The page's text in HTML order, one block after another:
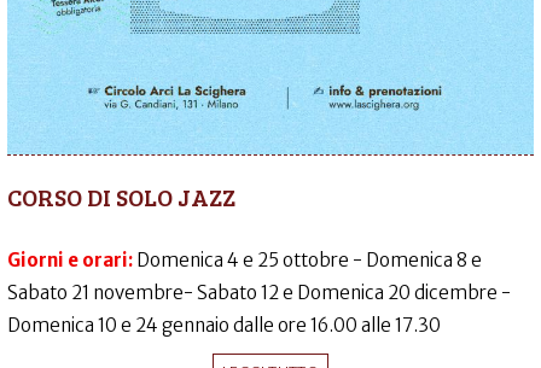
CORSO DI SOLO JAZZ
Giorni e orari: Domenica 4 e 25 ottobre - Domenica 8 e
Sabato 21 novembre- Sabato 12 e Domenica 20 dicembre -
Domenica 10 e 24 gennaio dalle ore 16.00 alle 17.30